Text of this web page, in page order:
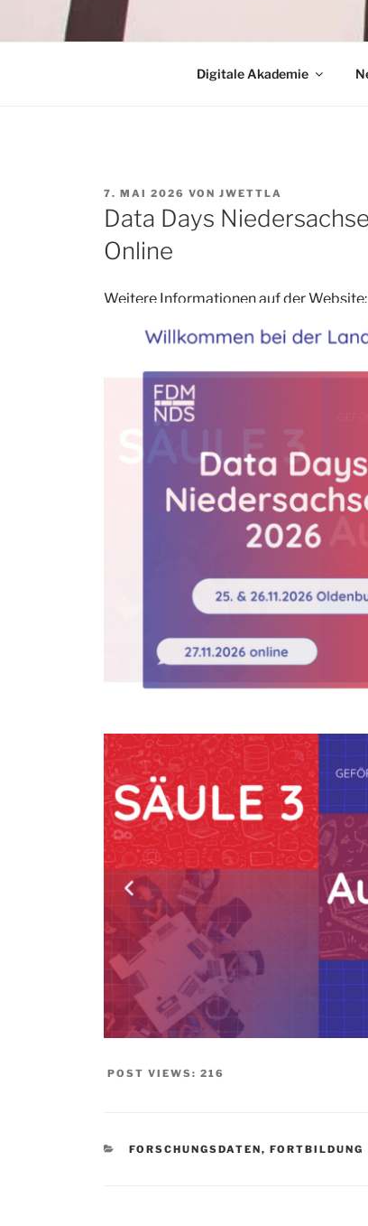
Digitale Akademie
VERÖFFENTLICHT
AM
7. MAI 2026 VONJWETTLA
Data Days
Online
Weitere Informationen auf der Website:
POST VIEWS: 216
KATEGORIEN
FORSCHUNGSDATEN, FORTBILDUNG